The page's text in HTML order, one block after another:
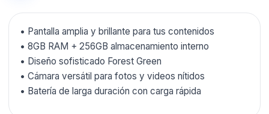
• Pantalla amplia y brillante para tus contenidos
• 8GB RAM + 256GB almacenamiento interno
• Diseño sofisticado Forest Green
• Cámara versátil para fotos y videos nítidos
• Batería de larga duración con carga rápida